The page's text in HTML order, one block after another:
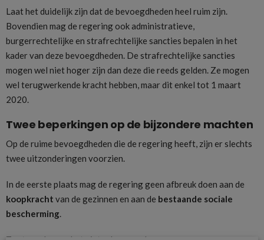
Laat het duidelijk zijn dat de bevoegdheden heel ruim zijn.
Bovendien mag de regering ook administratieve,
burgerrechtelijke en strafrechtelijke sancties bepalen in het
kader van deze bevoegdheden. De strafrechtelijke sancties
mogen wel niet hoger zijn dan deze die reeds gelden. Ze mogen
wel terugwerkende kracht hebben, maar dit enkel tot 1 maart
2020.
Twee beperkingen op de bijzondere machten
Op de ruime bevoegdheden die de regering heeft, zijn er slechts
twee uitzonderingen voorzien.
In de eerste plaats mag de regering geen afbreuk doen aan de
koopkracht van de gezinnen en aan de bestaande sociale
bescherming.